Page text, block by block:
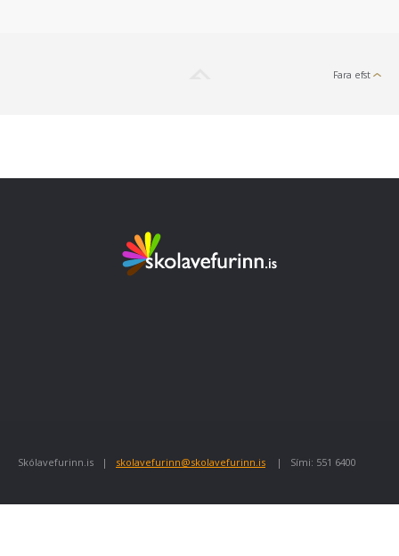
Fara efst
Skólavefurinn.is | skolavefurinn@skolavefurinn.is | Sími: 551 6400